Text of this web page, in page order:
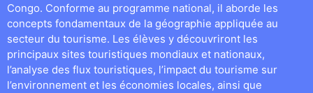
Congo. Conforme au programme national, il aborde les
concepts fondamentaux de la géographie appliquée au
secteur du tourisme. Les élèves y découvriront les
principaux sites touristiques mondiaux et nationaux,
l’analyse des flux touristiques, l’impact du tourisme sur
l’environnement et les économies locales, ainsi que